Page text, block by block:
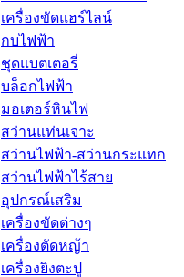
เครื่องขัดแฮร์ไลน์
กบไฟฟ้า
ชุดแบตเตอรี่
บล็อกไฟฟ้า
มอเตอร์หินไฟ
สว่านแท่นเจาะ
สว่านไฟฟ้า-สว่านกระแทก
สว่านไฟฟ้าไร้สาย
อุปกรณ์เสริม
เครื่องขัดต่างๆ
เครื่องตัดหญ้า
เครื่องยิงตะปู